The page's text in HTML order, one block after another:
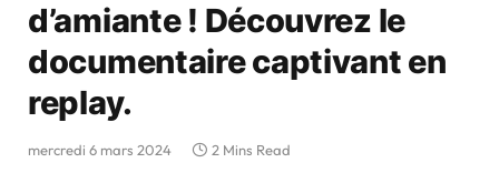
d’amiante ! Découvrez le
documentaire captivant en
replay.
mercredi 6 mars 2024 2 Mins Read